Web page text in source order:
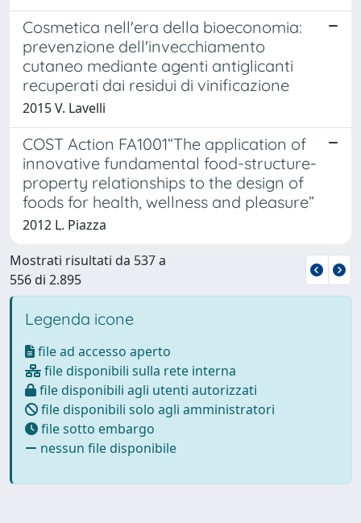
Cosmetica nell'era della bioeconomia:
prevenzione dell'invecchiamento
cutaneo mediante agenti antiglicanti
recuperati dai residui di vinificazione
2015 V. Lavelli
COST Action FA1001“The application of
innovative fundamental food-structure-
property relationships to the design of
foods for health, wellness and pleasure”
2012 L. Piazza
Mostrati risultati da 537 a
556 di 2.895
Legenda icone
file ad accesso aperto
file disponibili sulla rete interna
file disponibili agli utenti autorizzati
file disponibili solo agli amministratori
file sotto embargo
nessun file disponibile